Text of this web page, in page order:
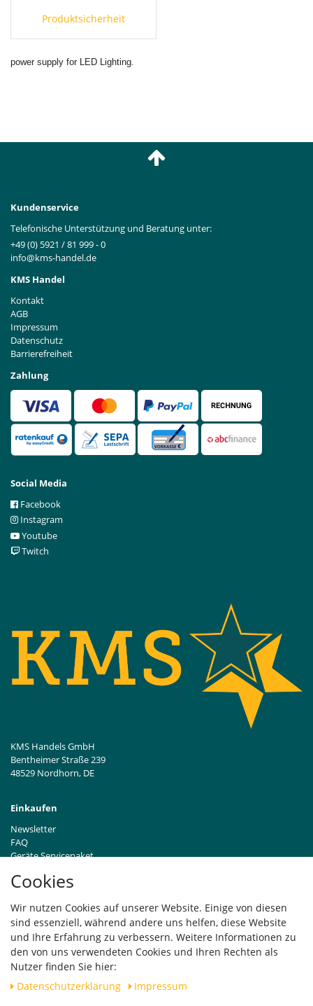
Cookies
Wir nutzen Cookies auf unserer Website. Einige von diesen
sind essenziell, während andere uns helfen, diese Website
und Ihre Erfahrung zu verbessern. Weitere Informationen zu
den von uns verwendeten Cookies und Ihren Rechten als
Nutzer finden Sie hier:
Daten­schutz­erklärung
Impressum
Produktsicherheit
power supply for LED Lighting.
Kundenservice
Telefonische Unterstützung und Beratung unter:
+49 (0) 5921 / 81 999 - 0
info@kms-handel.de
KMS Handel
Kontakt
AGB
Impressum
Datenschutz
Barrierefreiheit
Zahlung
Social Media
Facebook
Instagram
Youtube
Twitch
KMS Handels GmbH
Bentheimer Straße 239
48529 Nordhorn, DE
Einkaufen
Newsletter
FAQ
Geräte Servicepaket
Händleranfragen B2B
Widerrufsrecht
Vertrag widerrufen
Versand